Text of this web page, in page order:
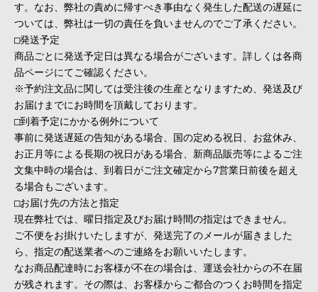
す。なお、弊社の責めに帰すべき事由なく発生した配送の遅延に
ついては、弊社は一切の責任を負いませんのでご了承ください。
□発送予定
商品ごとに発送予定日は異なる場合がございます。詳しくは各商
品ページにてご確認ください。
※予約注文品に関しては受注後の生産となりますため、発送及び
お届けまでにお時間を頂戴しております。
□到着予定にかかる例外について
事前に発送遅延の告知がある場合、国の定める祝日、お盆休み、
お正月等による長期の祝日がある場合、新商品販売等によるご注
文集中時の場合は、到着日がご注文確定から7営業日前後を超え
る場合もございます。
□お届け先の方法と指定
現在弊社では、曜日指定及びお届け時間の指定はできません。
ご不便をお掛けいたしますが、発送完了のメールが届きました
ら、指定の配送業者へのご連絡をお願いいたします。
なお商品配達時にお客様が不在の場合は、運送会社からの不在届
が残されます。その際は、お客様からご都合のつくお時間を指定